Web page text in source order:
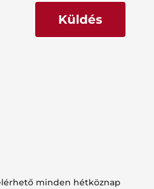
Küldés
minden hétköznap